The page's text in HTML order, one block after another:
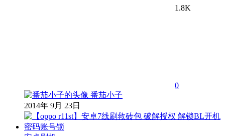
1.8K
0
番茄小子
2014年 9月 23日